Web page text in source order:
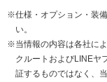
※仕様・オプション・装
い。
※当情報の内容は各社に
クルートおよびLINEヤ
証するものではなく、